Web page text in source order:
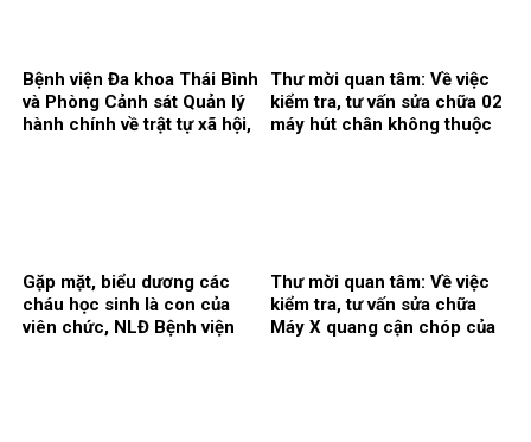
Bệnh viện Đa khoa Thái Bình
và Phòng Cảnh sát Quản lý
hành chính về trật tự xã hội,
Thư mời quan tâm: Về việc
kiểm tra, tư vấn sửa chữa 02
máy hút chân không thuộc
Gặp mặt, biểu dương các
cháu học sinh là con của
viên chức, NLĐ Bệnh viện
Thư mời quan tâm: Về việc
kiểm tra, tư vấn sửa chữa
Máy X quang cận chóp của